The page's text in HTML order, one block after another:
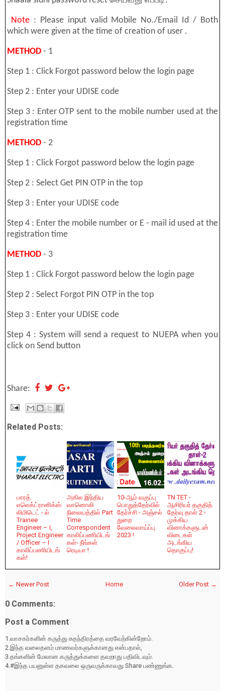
Note: Please input valid Mobile No./Email Id / Both
which were given at the time of creation of user .
METHOD - 1
Step 1 : Click Forgot password below the login page
Step 2 : Enter your UDISE code
Step 3 : Enter OTP sent to the mobile number used at the
registration time
METHOD - 2
Step 1 : Click Forgot password below the login page
Step 2 : Select Get PIN OTP in the top
Step 3 : Enter your UDISE code
Step 4 : Enter the mobile number or E - mail id used at the
registration time
METHOD - 3
Step 1 : Click Forgot password below the login page
Step 2 : Select Forgot PIN OTP in the top
Step 3 : Enter your UDISE code
Step 4 : System will send a request to NUEPA when you
click on Send button
Share:
Related Posts:
பாரத்
எலெக்ட்ரானிக்ஸ்
லிமிடெட் - ல்
Trainee
Engineer – I,
Project Engineer
/ Officer – I
காலிப்பணியிடங்
கள்!
அகில இந்திய
வானொலி
நிலையத்தில் Part
Time
Correspondent
காலிப்பணியிடங்
கள்- நீங்கள்
ரெடியா !
10-ஆம் வகுப்பு
பொதுத்தேர்வில்
தேர்ச்சி - அஞ்சல்
துறை
வேலைவாய்ப்பு
2023 !
TN TET -
ஆசிரியர் தகுதித்
தேர்வு தாள் 2 -
முக்கிய
வினாக்களுடன்
விடைகள்
அடங்கிய
தொகுப்பு!
← Newer Post Older Post →
Home
0 Comments:
Post a Comment
1.வாசகர்களின் கருத்து சுதந்திரத்தை வரவேற்கின்றோம்.
2.இந்த வலைதளம் மாணவர்களுக்கானது என்பதால்,
3.தங்களின் மேலான கருத்துக்களை தவறாது பதிவிடவும்.
4.#இந்த பயனுள்ள தகவலை ஒருவருக்காவது Share பண்ணுங்க.